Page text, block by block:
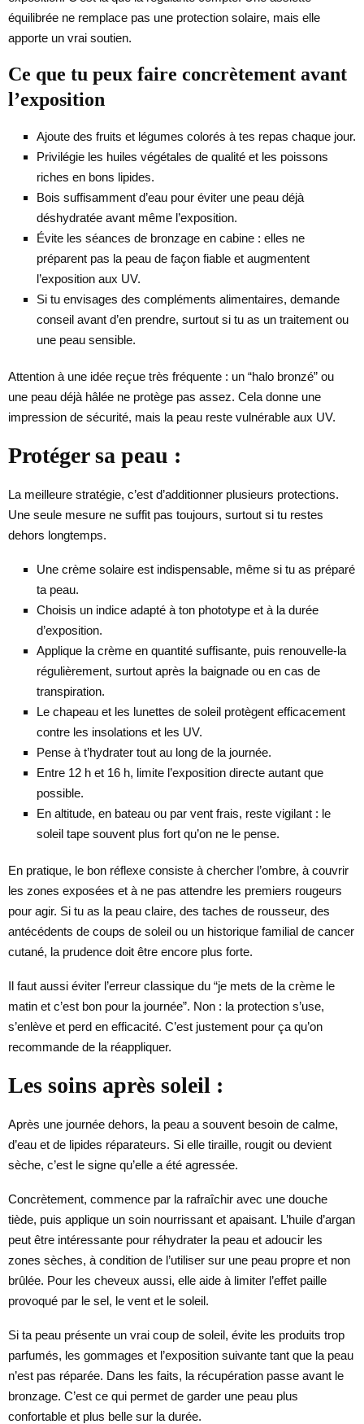
équilibrée ne remplace pas une protection solaire, mais elle
apporte un vrai soutien.
Ce que tu peux faire concrètement avant
l’exposition
Ajoute des fruits et légumes colorés à tes repas chaque jour.
Privilégie les huiles végétales de qualité et les poissons
riches en bons lipides.
Bois suffisamment d’eau pour éviter une peau déjà
déshydratée avant même l’exposition.
Évite les séances de bronzage en cabine : elles ne
préparent pas la peau de façon fiable et augmentent
l’exposition aux UV.
Si tu envisages des compléments alimentaires, demande
conseil avant d’en prendre, surtout si tu as un traitement ou
une peau sensible.
Attention à une idée reçue très fréquente : un “halo bronzé” ou
une peau déjà hâlée ne protège pas assez. Cela donne une
impression de sécurité, mais la peau reste vulnérable aux UV.
Protéger sa peau :
La meilleure stratégie, c’est d’additionner plusieurs protections.
Une seule mesure ne suffit pas toujours, surtout si tu restes
dehors longtemps.
Une crème solaire est indispensable, même si tu as préparé
ta peau.
Choisis un indice adapté à ton phototype et à la durée
d’exposition.
Applique la crème en quantité suffisante, puis renouvelle-la
régulièrement, surtout après la baignade ou en cas de
transpiration.
Le chapeau et les lunettes de soleil protègent efficacement
contre les insolations et les UV.
Pense à t’hydrater tout au long de la journée.
Entre 12 h et 16 h, limite l’exposition directe autant que
possible.
En altitude, en bateau ou par vent frais, reste vigilant : le
soleil tape souvent plus fort qu’on ne le pense.
En pratique, le bon réflexe consiste à chercher l’ombre, à couvrir
les zones exposées et à ne pas attendre les premiers rougeurs
pour agir. Si tu as la peau claire, des taches de rousseur, des
antécédents de coups de soleil ou un historique familial de cancer
cutané, la prudence doit être encore plus forte.
Il faut aussi éviter l’erreur classique du “je mets de la crème le
matin et c’est bon pour la journée”. Non : la protection s’use,
s’enlève et perd en efficacité. C’est justement pour ça qu’on
recommande de la réappliquer.
Les soins après soleil :
Après une journée dehors, la peau a souvent besoin de calme,
d’eau et de lipides réparateurs. Si elle tiraille, rougit ou devient
sèche, c’est le signe qu’elle a été agressée.
Concrètement, commence par la rafraîchir avec une douche
tiède, puis applique un soin nourrissant et apaisant. L’huile d’argan
peut être intéressante pour réhydrater la peau et adoucir les
zones sèches, à condition de l’utiliser sur une peau propre et non
brûlée. Pour les cheveux aussi, elle aide à limiter l’effet paille
provoqué par le sel, le vent et le soleil.
Si ta peau présente un vrai coup de soleil, évite les produits trop
parfumés, les gommages et l’exposition suivante tant que la peau
n’est pas réparée. Dans les faits, la récupération passe avant le
bronzage. C’est ce qui permet de garder une peau plus
confortable et plus belle sur la durée.